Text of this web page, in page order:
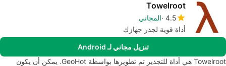
Towelroot
4.5 المجاني
أداة قوية لجذر جهازك
تنزيل مجاني لـ Android
Towelroot هي أداة للتجذير تم تطويرها بواسطة GeoHot. يمكن أن يكون